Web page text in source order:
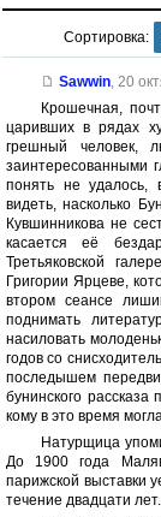
Сортировка:
Sawwin, 20
Крошечная,
царивших в рядах
грешный человек,
заинтересованными
понять не
видеть, насколько
Кувшинникова не
касается её
Третьяковской
Григории Ярцеве,
втором сеансе
поднимать
насиловать
годов со
последышем
бунинского
кому в это время
Натурщица
До 1900 года
парижской выставки
течение двадцати